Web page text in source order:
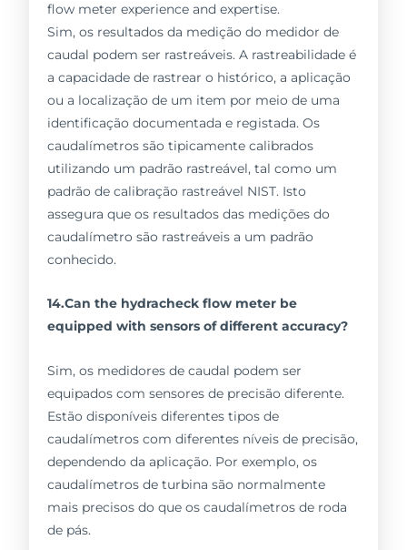
flow meter experience and expertise.
Sim, os resultados da medição do medidor de
caudal podem ser rastreáveis. A rastreabilidade é
a capacidade de rastrear o histórico, a aplicação
ou a localização de um item por meio de uma
identificação documentada e registada. Os
caudalímetros são tipicamente calibrados
utilizando um padrão rastreável, tal como um
padrão de calibração rastreável NIST. Isto
assegura que os resultados das medições do
caudalímetro são rastreáveis a um padrão
conhecido.
14.Can the hydracheck flow meter be
equipped with sensors of different accuracy?
Sim, os medidores de caudal podem ser
equipados com sensores de precisão diferente.
Estão disponíveis diferentes tipos de
caudalímetros com diferentes níveis de precisão,
dependendo da aplicação. Por exemplo, os
caudalímetros de turbina são normalmente
mais precisos do que os caudalímetros de roda
de pás.